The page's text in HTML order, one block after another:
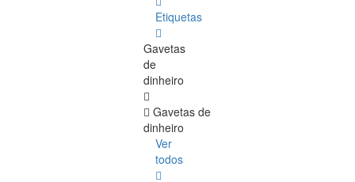
Etiquetas
Gavetas
de
dinheiro
Gavetas de
dinheiro
Ver
todos